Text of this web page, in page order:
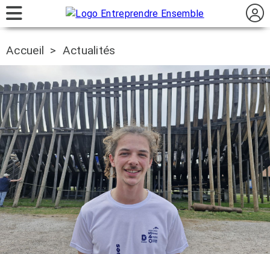
Accueil > Actualités